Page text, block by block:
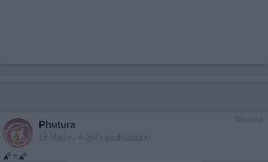
Vaccata
Phutura
16 Marzo - 4.054 visualizzazioni
🌠⭐️🌠